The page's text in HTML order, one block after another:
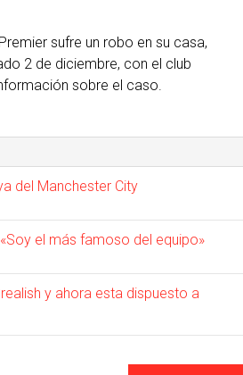
sufre un robo en su casa,
2 de diciembre, con el club
sobre el caso.
del Manchester City
el más famoso del equipo»
y ahora esta dispuesto a